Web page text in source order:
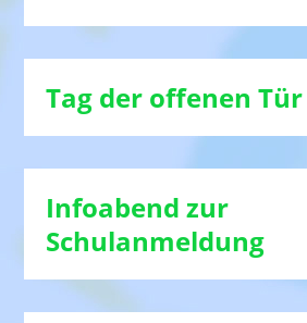
Tag der offenen Tür
Infoabend zur
Schulanmeldung